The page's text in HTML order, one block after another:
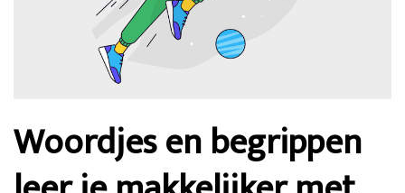
Woordjes en begrippen